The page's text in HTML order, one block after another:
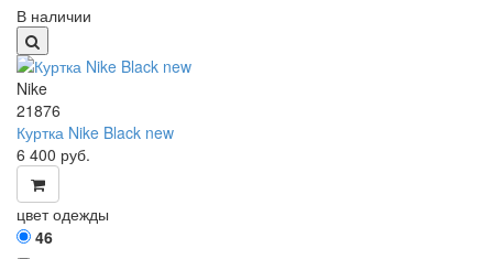
В наличии
Nike
21876
Куртка Nike Black new
6 400 руб.
цвет одежды
46